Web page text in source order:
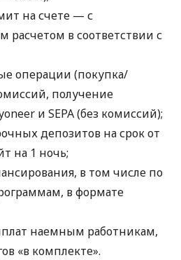
на счете — с
расчетом в соответствии с
операции (покупка/
получение
и SEPA (без комиссий);
депозитов на срок от
на 1 ночь;
в том числе по
в формате
наемным работникам,
«в комплекте».